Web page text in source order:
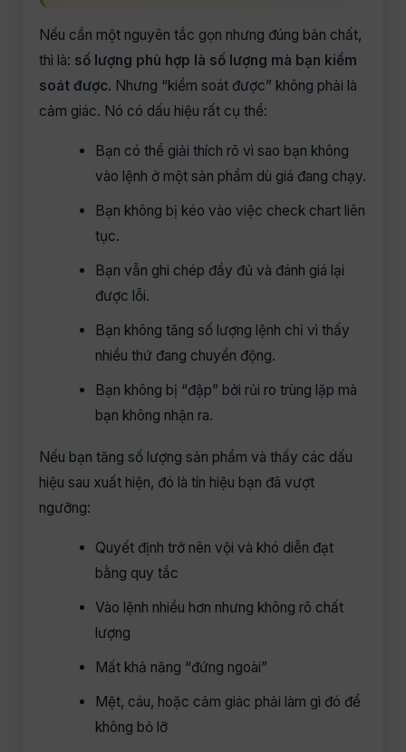
Nếu cần một nguyên tắc gọn nhưng đúng bản chất,
thì là: số lượng phù hợp là số lượng mà bạn kiểm
soát được. Nhưng “kiểm soát được” không phải là
cảm giác. Nó có dấu hiệu rất cụ thể:
Bạn có thể giải thích rõ vì sao bạn không
vào lệnh ở một sản phẩm dù giá đang chạy.
Bạn không bị kéo vào việc check chart liên
tục.
Bạn vẫn ghi chép đầy đủ và đánh giá lại
được lỗi.
Bạn không tăng số lượng lệnh chỉ vì thấy
nhiều thứ đang chuyển động.
Bạn không bị “đập” bởi rủi ro trùng lặp mà
bạn không nhận ra.
Nếu bạn tăng số lượng sản phẩm và thấy các dấu
hiệu sau xuất hiện, đó là tín hiệu bạn đã vượt
ngưỡng:
Quyết định trở nên vội và khó diễn đạt
bằng quy tắc
Vào lệnh nhiều hơn nhưng không rõ chất
lượng
Mất khả năng “đứng ngoài”
Mệt, cáu, hoặc cảm giác phải làm gì đó để
không bỏ lỡ